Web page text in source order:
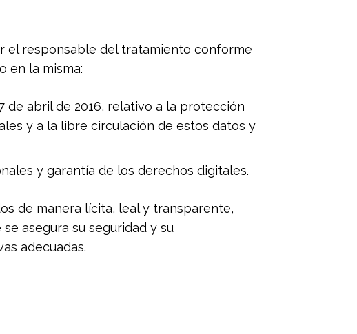
el responsable del tratamiento conforme
en la misma:
de abril de 2016, relativo a la protección
y a la libre circulación de estos datos y
y garantía de los derechos digitales.
de manera lícita, leal y transparente,
asegura su seguridad y su
adecuadas.